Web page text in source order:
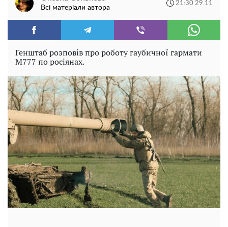
Всі матеріали автора
21:30 29.11
Генштаб розповів про роботу гаубичної гармати
М777 по росіянах.